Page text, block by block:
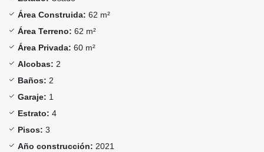
Área Construida: 62 m²
Área Terreno: 62 m²
Área Privada: 60 m²
Alcobas: 2
Baños: 2
Garaje: 1
Estrato: 4
Pisos: 3
Año construcción: 2021